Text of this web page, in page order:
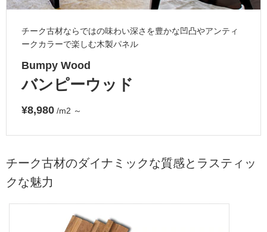
チーク古材ならではの味わい深さを豊かな凹凸やアンティ
ークカラーで楽しむ木製パネル
Bumpy Wood
バンピーウッド
¥8,980 /m2 ～
チーク古材のダイナミックな質感とラスティッ
クな魅力